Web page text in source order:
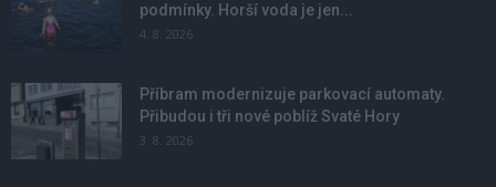
podmínky. Horší voda je jen...
4. 8. 2026
Příbram modernizuje parkovací automaty.
Přibudou i tři nové poblíž Svaté Hory
3. 8. 2026